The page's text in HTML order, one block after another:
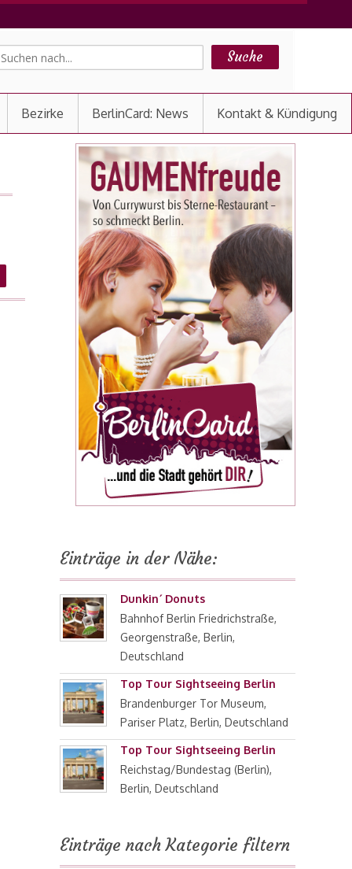
Bezirke BerlinCard: News Kontakt & Kündigung
Einträge in der Nähe:
Dunkin´ Donuts
Bahnhof Berlin Friedrichstraße,
Georgenstraße, Berlin,
Deutschland
Top Tour Sightseeing Berlin
Brandenburger Tor Museum,
Pariser Platz, Berlin, Deutschland
Top Tour Sightseeing Berlin
Reichstag/Bundestag (Berlin),
Berlin, Deutschland
Einträge nach Kategorie filtern